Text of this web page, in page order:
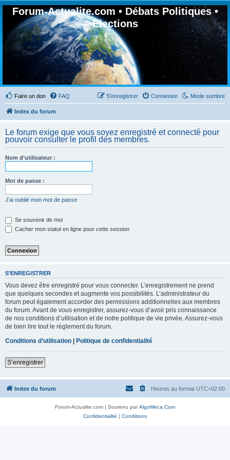
Forum-Actualite.com • Débats Politiques •
Elections
Faire un don Mode sombre
FAQ Connexion
S’enregistrer
Index du forum
Le forum exige que vous soyez enregistré et connecté pour
pouvoir consulter le profil des membres.
Nom d’utilisateur :
Mot de passe :
J’ai oublié mon mot de passe
Se souvenir de moi
Cacher mon statut en ligne pour cette session
S’ENREGISTRER
Vous devez être enregistré pour vous connecter. L’enregistrement ne prend
que quelques secondes et augmente vos possibilités. L’administrateur du
forum peut également accorder des permissions additionnelles aux membres
du forum. Avant de vous enregistrer, assurez-vous d’avoir pris connaissance
de nos conditions d’utilisation et de notre politique de vie privée. Assurez-vous
de bien lire tout le règlement du forum.
Conditions d’utilisation | Politique de confidentialité
S’enregistrer
Index du forum Heures au format UTC+02:00
Forum-Actualite.com | Soutenu parAlgoMeca.Com
Confidentialité | Conditions